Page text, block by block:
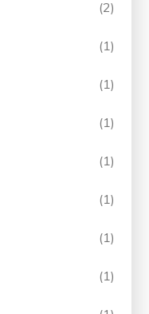
(2)
(1)
(1)
(1)
(1)
(1)
(1)
(1)